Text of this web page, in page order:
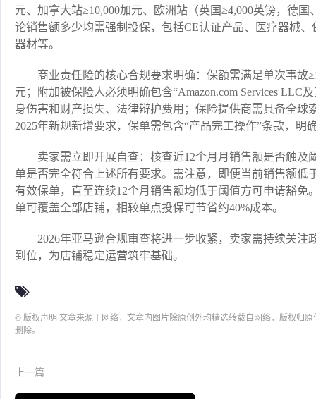
元、加拿大站≥10,000加元、欧洲站（英国≥4,000英镑，德
论销售额多少均需强制投保，包括CE认证产品、医疗器械
器材等。
商业责任险的核心合规要求明确：保额需满足单次事故
元；附加被保险人必须明确包含“Amazon.com Services
身伤害和财产损失、法律辩护费用；保险提供商需具备全球
2025年新规新增要求，保单需包含“产品完工操作”条款，明
卖家需立即开展自查：核查近12个月月销售额是否触
单是否完全符合上述所有要求。需注意，即便当前销售额
有效保单，直至连续12个月销售额均低于阈值方可申请豁
单可覆盖全部店铺，相较单点投保可节省约40%成本。
2026年亚马逊合规审查将进一步收紧，卖家需持续关
到位，为店铺稳定运营筑牢基础。
© 版权声明 文章来源于网络，文章内图片除原创外均精选转载自网络，版权归
删除。
上一篇